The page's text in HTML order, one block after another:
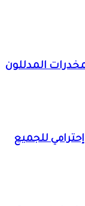
المدللون
للجميع